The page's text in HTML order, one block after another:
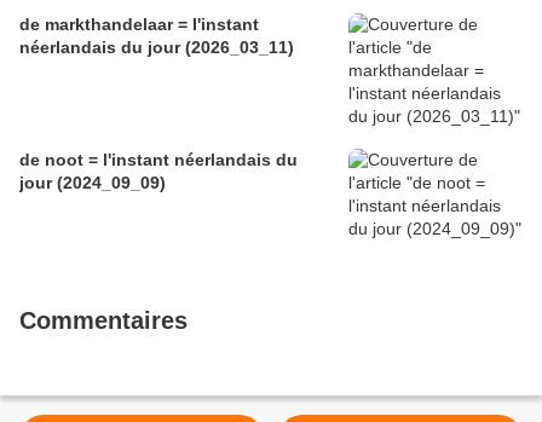
de markthandelaar = l'instant
néerlandais du jour (2026_03_11)
de noot = l'instant néerlandais du
jour (2024_09_09)
Commentaires